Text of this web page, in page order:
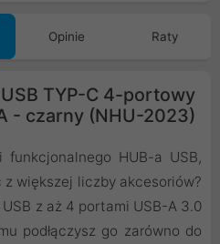
Opinie Raty
TYP-C 4-portowy
- czarny (NHU-2023)
funkcjonalnego HUB-a USB,
większej liczby akcesoriów?
z aż 4 portami USB-A 3.0
podłączysz go zarówno do